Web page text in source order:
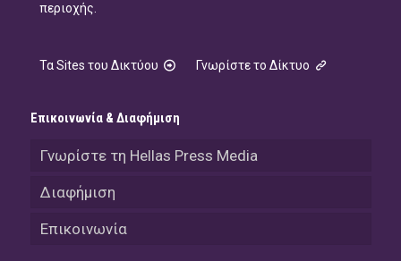
περιοχής.
Τα Sites του Δικτύου Γνωρίστε το Δίκτυο
Επικοινωνία & Διαφήμιση
Γνωρίστε τη Hellas Press Media
Διαφήμιση
Επικοινωνία